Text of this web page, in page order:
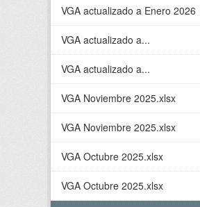
VGA actualizado a Enero 2026
VGA actualizado a...
VGA actualizado a...
VGA Noviembre 2025.xlsx
VGA Noviembre 2025.xlsx
VGA Octubre 2025.xlsx
VGA Octubre 2025.xlsx